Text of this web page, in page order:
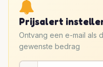
Prijsalert
Ontvang een e-mail als
gewenste bedrag